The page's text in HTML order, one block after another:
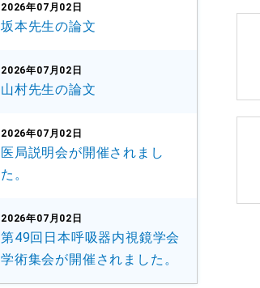
2026年07月02日
坂本先生の論文
2026年07月02日
山村先生の論文
2026年07月02日
医局説明会が開催されまし
た。
2026年07月02日
第49回日本呼吸器内視鏡学会
学術集会が開催されました。